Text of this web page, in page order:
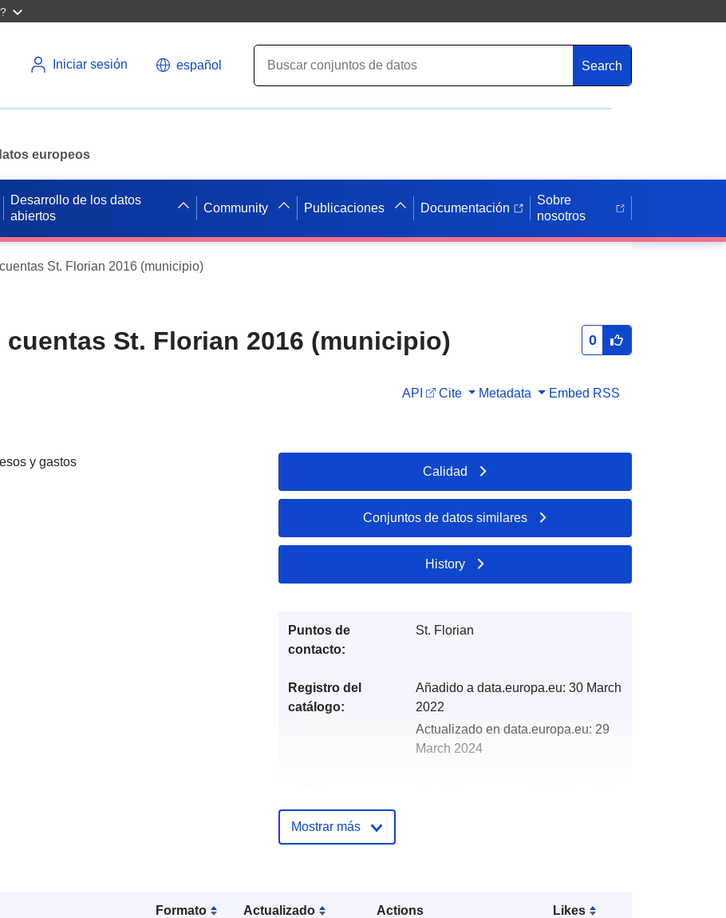
Iniciar sesión español Search
europeos
Desarrollo de los datos
abiertos
Community Publicaciones Documentación
Sobre
nosotros
St. Florian 2016 (municipio)
cuentas St. Florian 2016 (municipio) 0
API Cite Metadata Embed RSS
y gastos
Formato Actualizado Actions Likes
Calidad
Conjuntos de datos similares
History
Puntos de
contacto:
St. Florian
Registro del
catálogo:
Añadido a data.europa.eu: 30 March
2022
Actualizado en data.europa.eu: 29
March 2024
Mostrar más